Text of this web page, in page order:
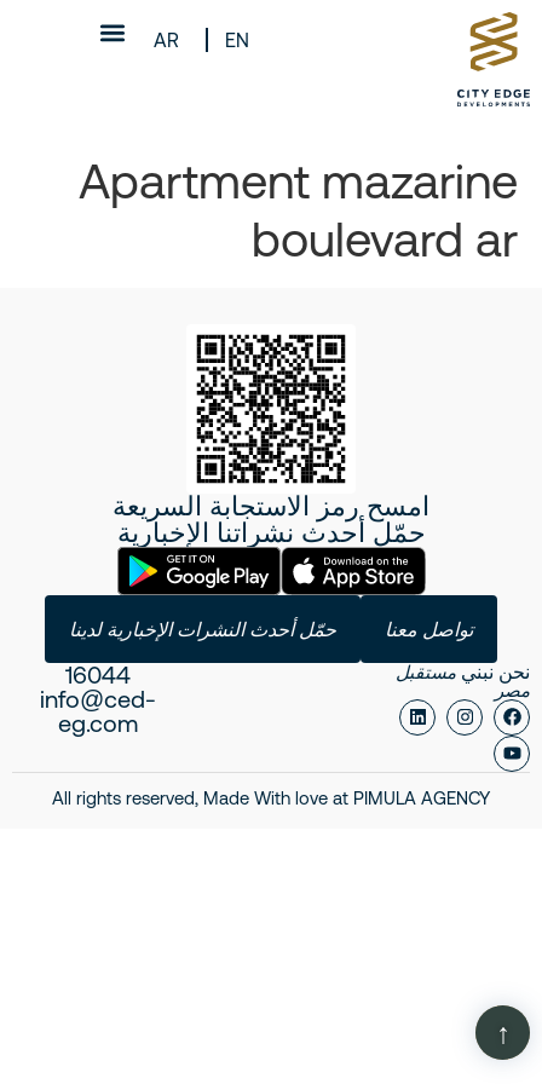
EN
AR
Apartment mazarine
boulevard ar
امسح رمز الاستجابة السريعة
حمّل أحدث نشراتنا الإخبارية
تواصل معنا حمّل أحدث النشرات الإخبارية لدينا
نحن نبني مستقبل
مصر
16044
info@ced-
eg.com
All rights reserved, Made With love at PIMULA AGENCY